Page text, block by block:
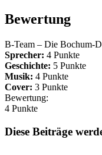
Bewertung
B-Team – Die Bochum-
Sprecher: 4 Punkte
Geschichte: 5 Punkte
Musik: 4 Punkte
Cover: 3 Punkte
Bewertung:
4 Punkte
Diese Beiträge